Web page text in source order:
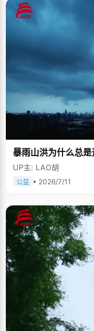
暴雨山洪为什么总是
UP主: LAO胡
公益 • 2026/7/11